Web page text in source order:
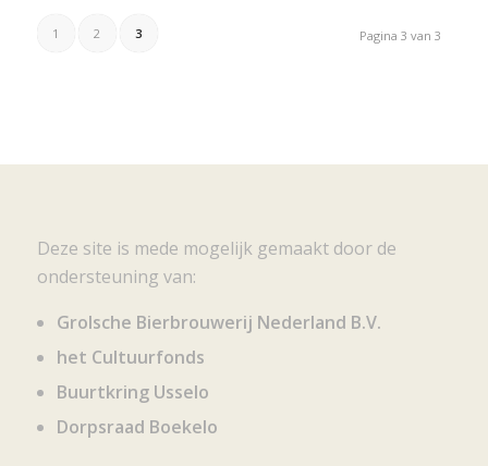
Pagina 3 van 3
1 2 3
Deze site is mede mogelijk gemaakt door de
ondersteuning van:
Grolsche Bierbrouwerij Nederland B.V.
het Cultuurfonds
Buurtkring Usselo
Dorpsraad Boekelo